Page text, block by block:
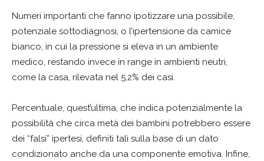
Numeri importanti che fanno ipotizzare una possibile,
potenziale sottodiagnosi, o l’ipertensione da camice
bianco, in cui la pressione si eleva in un ambiente
medico, restando invece in range in ambienti neutri,
come la casa, rilevata nel 5,2% dei casi.
Percentuale, quest’ultima, che indica potenzialmente la
possibilità che circa metà dei bambini potrebbero essere
dei “falsi” ipertesi, definiti tali sulla base di un dato
condizionato anche da una componente emotiva. Infine,